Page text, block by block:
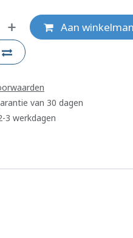
Aan
van 30 dagen
3 werkdagen